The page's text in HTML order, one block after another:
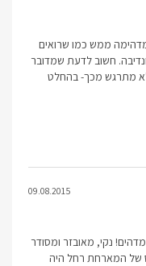
הבריכה מדהימה ממש כמו שרואים
חשוב לדעת שמדובר
מתרגש מכך- בהחלט
09.08.2015
נקי, מאובזר ומסודר
של המארחת רחל היה